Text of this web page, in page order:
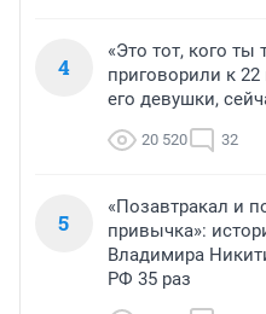
4
«Это тот, кого ты
приговорили к
его девушки,
20 520 32
5
«Позавтракал и
привычка»:
Владимира
РФ 35 раз